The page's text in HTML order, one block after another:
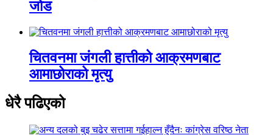
जोड
चितवनमा जंगली हात्तीको आक्रमणबाट
आमाछोराको मृत्यु
धेरै पढिएको